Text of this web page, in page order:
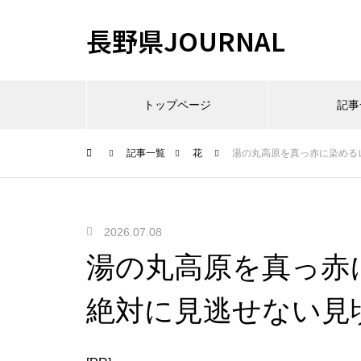
長野県JOURNAL
トップページ 記
記事一覧 花 湯の丸高原を真っ赤に染め
2026.07.08
湯の丸高原を真っ赤
絶対に見逃せない見